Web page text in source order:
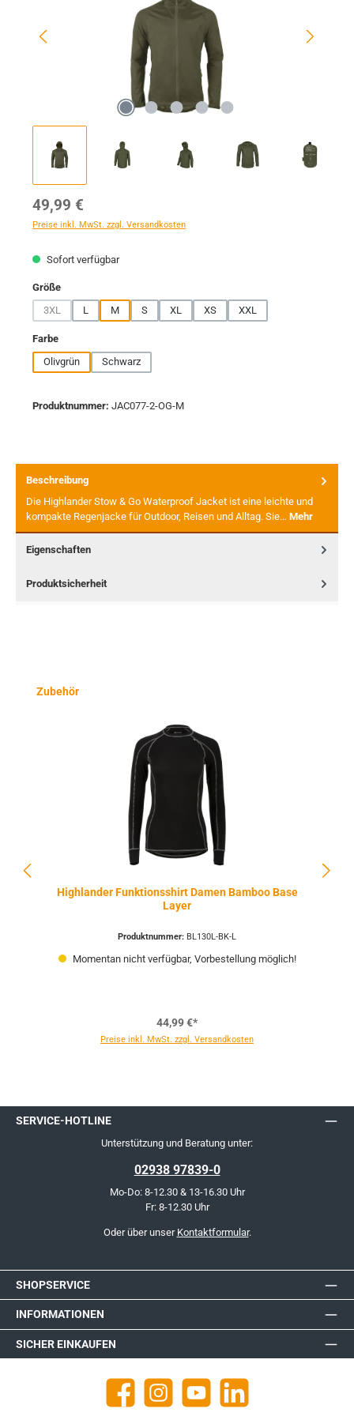
Regulärer Preis:
49,99 €
Preise inkl. MwSt. zzgl. Versandkosten
Sofort verfügbar
Größeauswählen
3XL
(Diese Option ist zurzeit nicht verfügbar.)
L M S XL XS XXL
Farbeauswählen
Olivgrün
Schwarz
Produktnummer: JAC077-2-OG-M
Beschreibung
Die Highlander Stow & Go Waterproof Jacket ist eine leichte und
kompakte Regenjacke für Outdoor, Reisen und Alltag. Sie… Mehr
Eigenschaften
Produktsicherheit
Produktgalerie überspringen
Zubehör
Highlander Funktionsshirt Damen Bamboo Base
Layer
Produktnummer: BL130L-BK-L
Momentan nicht verfügbar, Vorbestellung möglich!
44,99 €*
Preise inkl. MwSt. zzgl. Versandkosten
SERVICE-HOTLINE
Unterstützung und Beratung unter:
02938 97839-0
Mo-Do: 8-12.30 & 13-16.30 Uhr
Fr: 8-12.30 Uhr
Oder über unser Kontaktformular.
SHOPSERVICE
INFORMATIONEN
SICHER EINKAUFEN
Facebook Instagram YouTube https://de.linkedin.com/company/